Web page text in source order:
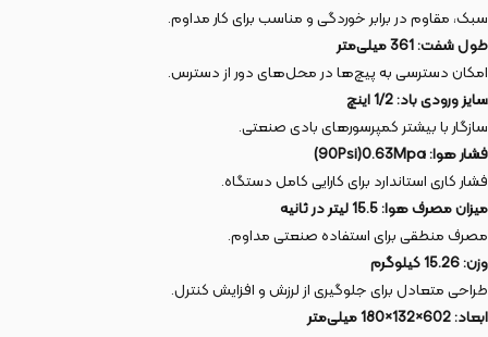
سبک، مقاوم در برابر خوردگی و مناسب برای کار مداوم.
طول شفت: 361 میلی‌متر
امکان دسترسی به پیچ‌ها در محل‌های دور از دسترس.
سایز ورودی باد: 1/2 اینچ
سازگار با بیشتر کمپرسورهای بادی صنعتی.
فشار هوا: 90Psi)0.63Mpa)
فشار کاری استاندارد برای کارایی کامل دستگاه.
میزان مصرف هوا: 15.5 لیتر در ثانیه
مصرف منطقی برای استفاده صنعتی مداوم.
وزن: 15.26 کیلوگرم
طراحی متعادل برای جلوگیری از لرزش و افزایش کنترل.
ابعاد: 602×132×180 میلی‌متر